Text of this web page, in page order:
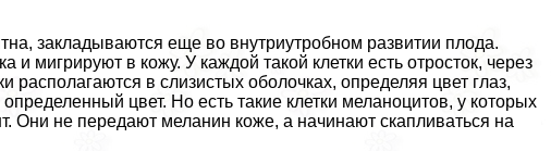
закладываются еще во внутриутробном развитии плода.
мигрируют в кожу. У каждой такой клетки есть отросток, через
в слизистых оболочках, определяя цвет глаз,
цвет. Но есть такие клетки меланоцитов, у которых
Они не передают меланин коже, а начинают скапливаться на